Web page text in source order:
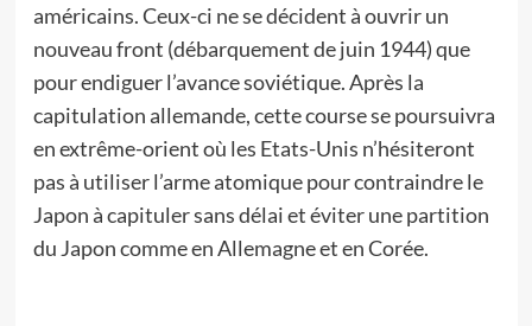
américains. Ceux-ci ne se décident à ouvrir un
nouveau front (débarquement de juin 1944) que
pour endiguer l’avance soviétique. Après la
capitulation allemande, cette course se poursuivra
en extrême-orient où les Etats-Unis n’hésiteront
pas à utiliser l’arme atomique pour contraindre le
Japon à capituler sans délai et éviter une partition
du Japon comme en Allemagne et en Corée.